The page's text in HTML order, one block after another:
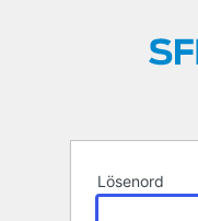
Lösenord